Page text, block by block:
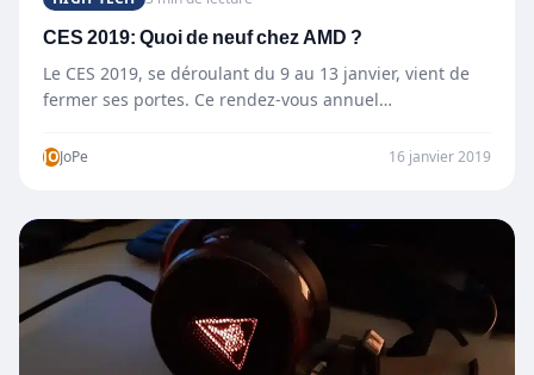
CES 2019: Quoi de neuf chez AMD ?
Le CES 2019, se déroulant du 9 au 13 janvier, vient de
fermer ses portes. Ce rendez-vous annuel…
JOJoPe 16 janvier 2019